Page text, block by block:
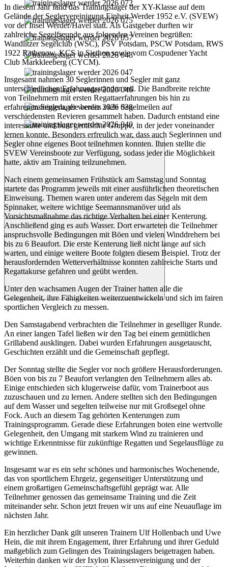
In diesem Jahr fand das Trainingslager der XY-Klasse auf dem
Gelände der Seglervereinigung Einheit Werder 1952 e.V. (SVEW)
vor der Insel Werder/Havel statt. Als Gastgeber durften wir
zahlreiche Segelfreunde aus folgenden Vereinen begrüßen:
Wandlitzer Segelclub (WSC), PSV Potsdam, PSCW Potsdam, RWS
1922 Rathenow, KCS in Siethen sowie vom Cospudener Yacht
Club Markkleeberg (CYCM).
Insgesamt nahmen 30 Seglerinnen und Segler mit ganz
unterschiedlichen Erfahrungsständen teil. Die Bandbreite reichte
von Teilnehmern mit ersten Regattaerfahrungen bis hin zu
erfahrenen Seglern, die bereits viele Segelmeilen auf
verschiedensten Revieren gesammelt haben. Dadurch entstand eine
interessante und bunt gemischte Gruppe, in der jeder voneinander
lernen konnte. Besonders erfreulich war, dass auch Seglerinnen und
Segler ohne eigenes Boot teilnehmen konnten. Ihnen stellte die
SVEW Vereinsboote zur Verfügung, sodass jeder die Möglichkeit
hatte, aktiv am Training teilzunehmen.
Nach einem gemeinsamen Frühstück am Samstag und Sonntag
startete das Programm jeweils mit einer ausführlichen theoretischen
Einweisung. Themen waren unter anderem das Segeln mit dem
Spinnaker, weitere wichtige Seemannsmanöver und als
Vorsichtsmaßnahme das richtige Verhalten bei einer Kenterung.
Anschließend ging es aufs Wasser. Dort erwarteten die Teilnehmer
anspruchsvolle Bedingungen mit Böen und vielen Winddrehern bei
bis zu 6 Beaufort. Die erste Kenterung ließ nicht lange auf sich
warten, und einige weitere Boote folgten diesem Beispiel. Trotz der
herausfordernden Wetterverhältnisse konnten zahlreiche Starts und
Regattakurse gefahren und geübt werden.
Unter den wachsamen Augen der Trainer hatten alle die
Gelegenheit, ihre Fähigkeiten weiterzuentwickeln und sich im fairen
sportlichen Vergleich zu messen.
Den Samstagabend verbrachten die Teilnehmer in geselliger Runde.
An einer langen Tafel ließen wir den Tag bei einem gemütlichen
Grillabend ausklingen. Dabei wurden Erfahrungen ausgetauscht,
Geschichten erzählt und die Gemeinschaft gepflegt.
Der Sonntag stellte die Segler vor noch größere Herausforderungen.
Böen von bis zu 7 Beaufort verlangten den Teilnehmern alles ab.
Einige entschieden sich klugerweise dafür, vom Trainerboot aus
zuzuschauen und zu lernen. Andere stellten sich den Bedingungen
auf dem Wasser und segelten teilweise nur mit Großsegel ohne
Fock. Auch an diesem Tag gehörten Kenterungen zum
Trainingsprogramm. Gerade diese Erfahrungen boten eine wertvolle
Gelegenheit, den Umgang mit starkem Wind zu trainieren und
wichtige Erkenntnisse für zukünftige Regatten und Segelausflüge zu
gewinnen.
Insgesamt war es ein sehr schönes und harmonisches Wochenende,
das von sportlichem Ehrgeiz, gegenseitiger Unterstützung und
einem großartigen Gemeinschaftsgefühl geprägt war. Alle
Teilnehmer genossen das gemeinsame Training und die Zeit
miteinander sehr. Schon jetzt freuen wir uns auf eine Neuauflage im
nächsten Jahr.
Ein herzlicher Dank gilt unseren Trainern Ulf Hollenbach und Uwe
Hein, die mit ihrem Engagement, ihrer Erfahrung und ihrer Geduld
maßgeblich zum Gelingen des Trainingslagers beigetragen haben.
Weiterhin danken wir der Ixylon Klassenvereinigung und der